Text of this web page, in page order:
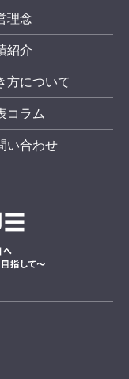
理念
紹介
方について
コラム
い合わせ